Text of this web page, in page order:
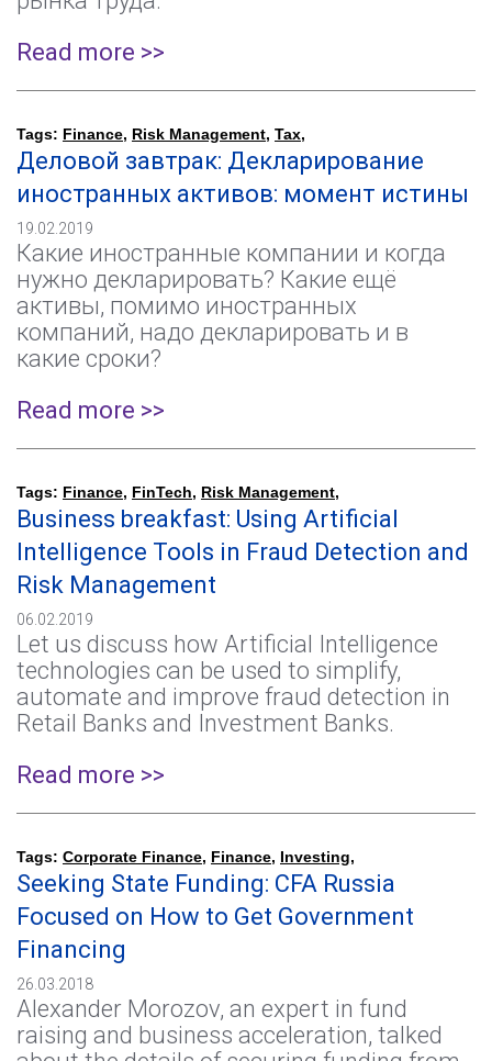
Read more >>
Tags: Finance, Risk Management, Tax,
Деловой завтрак: Декларирование
иностранных активов: момент истины
19.02.2019
Какие иностранные компании и когда
нужно декларировать? Какие ещё
активы, помимо иностранных
компаний, надо декларировать и в
какие сроки?
Read more >>
Tags: Finance, FinTech, Risk Management,
Business breakfast: Using Artificial
Intelligence Tools in Fraud Detection and
Risk Management
06.02.2019
Let us discuss how Artificial Intelligence
technologies can be used to simplify,
automate and improve fraud detection in
Retail Banks and Investment Banks.
Read more >>
Tags: Corporate Finance, Finance, Investing,
Seeking State Funding: CFA Russia
Focused on How to Get Government
Financing
26.03.2018
Alexander Morozov, an expert in fund
raising and business acceleration, talked